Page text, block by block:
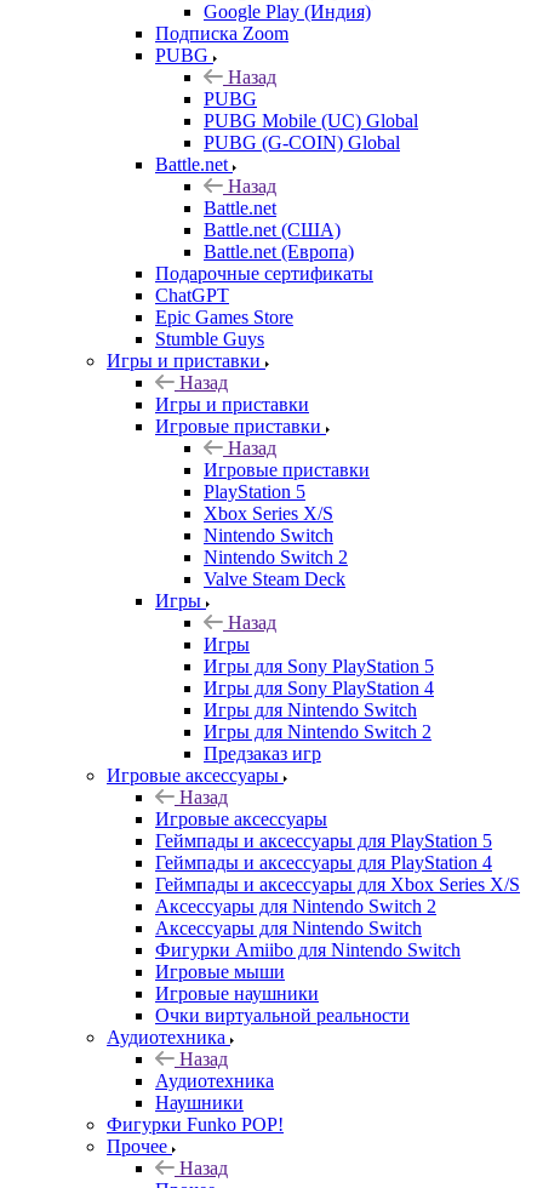
Google Play (Индия)
Подписка Zoom
PUBG
Назад
PUBG
PUBG Mobile (UC) Global
PUBG (G-COIN) Global
Battle.net
Назад
Battle.net
Battle.net (США)
Battle.net (Европа)
Подарочные сертификаты
ChatGPT
Epic Games Store
Stumble Guys
Игры и приставки
Назад
Игры и приставки
Игровые приставки
Назад
Игровые приставки
PlayStation 5
Xbox Series X/S
Nintendo Switch
Nintendo Switch 2
Valve Steam Deck
Игры
Назад
Игры
Игры для Sony PlayStation 5
Игры для Sony PlayStation 4
Игры для Nintendo Switch
Игры для Nintendo Switch 2
Предзаказ игр
Игровые аксессуары
Назад
Игровые аксессуары
Геймпады и аксессуары для PlayStation 5
Геймпады и аксессуары для PlayStation 4
Геймпады и аксессуары для Xbox Series X/S
Аксессуары для Nintendo Switch 2
Аксессуары для Nintendo Switch
Фигурки Amiibo для Nintendo Switch
Игровые мыши
Игровые наушники
Очки виртуальной реальности
Аудиотехника
Назад
Аудиотехника
Наушники
Фигурки Funko POP!
Прочее
Назад